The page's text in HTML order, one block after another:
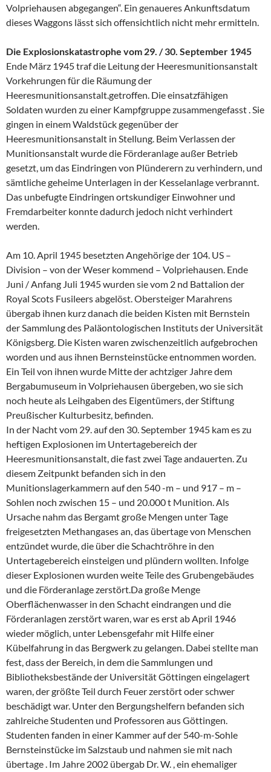
Volpriehausen abgegangen“. Ein genaueres Ankunftsdatum
dieses Waggons lässt sich offensichtlich nicht mehr ermitteln.
Die Explosionskatastrophe vom 29. / 30. September 1945
Ende März 1945 traf die Leitung der Heeresmunitionsanstalt
Vorkehrungen für die Räumung der
Heeresmunitionsanstalt.getroffen. Die einsatzfähigen
Soldaten wurden zu einer Kampfgruppe zusammengefasst . Sie
gingen in einem Waldstück gegenüber der
Heeresmunitionsanstalt in Stellung. Beim Verlassen der
Munitionsanstalt wurde die Förderanlage außer Betrieb
gesetzt, um das Eindringen von Plünderern zu verhindern, und
sämtliche geheime Unterlagen in der Kesselanlage verbrannt.
Das unbefugte Eindringen ortskundiger Einwohner und
Fremdarbeiter konnte dadurch jedoch nicht verhindert
werden.
Am 10. April 1945 besetzten Angehörige der 104. US –
Division – von der Weser kommend – Volpriehausen. Ende
Juni / Anfang Juli 1945 wurden sie vom 2 nd Battalion der
Royal Scots Fusileers abgelöst. Obersteiger Marahrens
übergab ihnen kurz danach die beiden Kisten mit Bernstein
der Sammlung des Paläontologischen Instituts der Universität
Königsberg. Die Kisten waren zwischenzeitlich aufgebrochen
worden und aus ihnen Bernsteinstücke entnommen worden.
Ein Teil von ihnen wurde Mitte der achtziger Jahre dem
Bergabumuseum in Volpriehausen übergeben, wo sie sich
noch heute als Leihgaben des Eigentümers, der Stiftung
Preußischer Kulturbesitz, befinden.
In der Nacht vom 29. auf den 30. September 1945 kam es zu
heftigen Explosionen im Untertagebereich der
Heeresmunitionsanstalt, die fast zwei Tage andauerten. Zu
diesem Zeitpunkt befanden sich in den
Munitionslagerkammern auf den 540 -m – und 917 – m –
Sohlen noch zwischen 15 – und 20.000 t Munition. Als
Ursache nahm das Bergamt große Mengen unter Tage
freigesetzten Methangases an, das übertage von Menschen
entzündet wurde, die über die Schachtröhre in den
Untertagebereich einsteigen und plündern wollten. Infolge
dieser Explosionen wurden weite Teile des Grubengebäudes
und die Förderanlage zerstört.Da große Menge
Oberflächenwasser in den Schacht eindrangen und die
Förderanlagen zerstört waren, war es erst ab April 1946
wieder möglich, unter Lebensgefahr mit Hilfe einer
Kübelfahrung in das Bergwerk zu gelangen. Dabei stellte man
fest, dass der Bereich, in dem die Sammlungen und
Bibliotheksbestände der Universität Göttingen eingelagert
waren, der größte Teil durch Feuer zerstört oder schwer
beschädigt war. Unter den Bergungshelfern befanden sich
zahlreiche Studenten und Professoren aus Göttingen.
Studenten fanden in einer Kammer auf der 540-m-Sohle
Bernsteinstücke im Salzstaub und nahmen sie mit nach
übertage . Im Jahre 2002 übergab Dr. W. , ein ehemaliger